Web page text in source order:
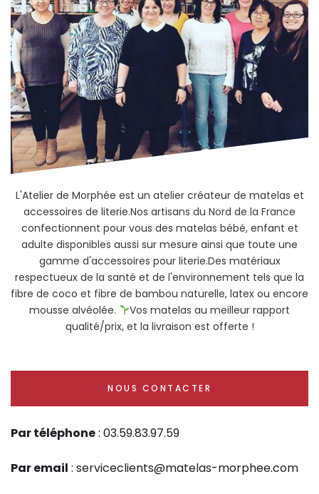
L'Atelier de Morphée est un atelier créateur de matelas et
accessoires de literie.Nos artisans du Nord de la France
confectionnent pour vous des matelas bébé, enfant et
adulte disponibles aussi sur mesure ainsi que toute une
gamme d'accessoires pour literie.Des matériaux
respectueux de la santé et de l'environnement tels que la
fibre de coco et fibre de bambou naturelle, latex ou encore
mousse alvéolée.
Vos matelas au meilleur rapport
qualité/prix, et la livraison est offerte !
NOUS CONTACTER
Par téléphone: 03.59.83.97.59
Par email : serviceclients@matelas-morphee.com